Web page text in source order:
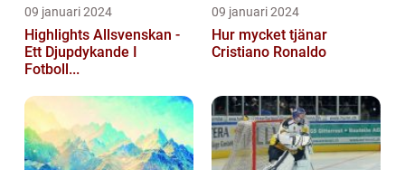
09 januari 2024
Highlights Allsvenskan -
Ett Djupdykande I
Fotboll...
09 januari 2024
Hur mycket tjänar
Cristiano Ronaldo